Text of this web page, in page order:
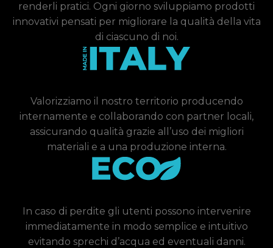
renderli pratici. Ogni giorno sviluppiamo prodotti
innovativi pensati per migliorare la qualità della vita
di ciascuno di noi.
Valorizziamo il nostro territorio producendo
internamente e collaborando con partner locali,
assicurando qualità grazie all’uso dei migliori
materiali e a una produzione interna.
In caso di perdite gli utenti possono intervenire
immediatamente in modo semplice e intuitivo
evitando sprechi d’acqua ed eventuali danni.